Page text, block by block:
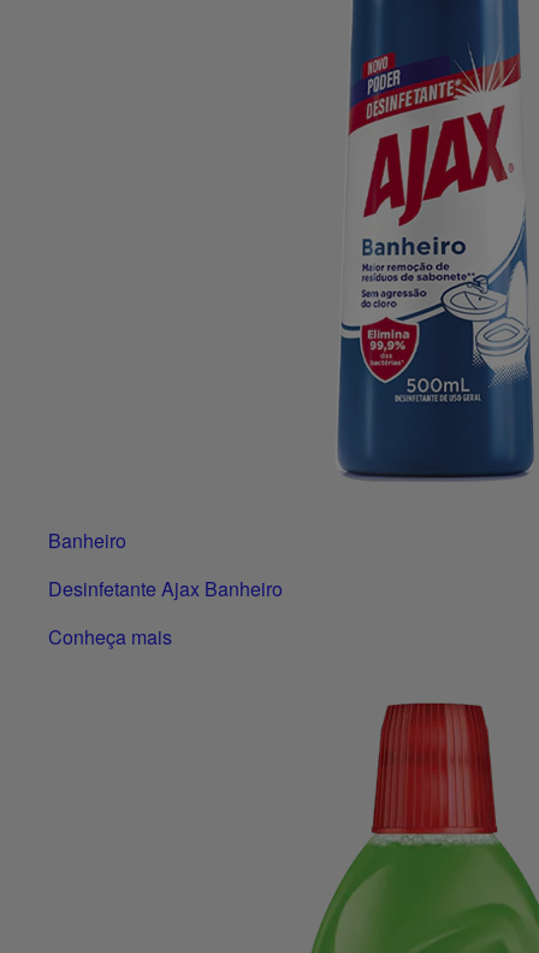
Banheiro
Desinfetante Ajax Banheiro
Conheça mais